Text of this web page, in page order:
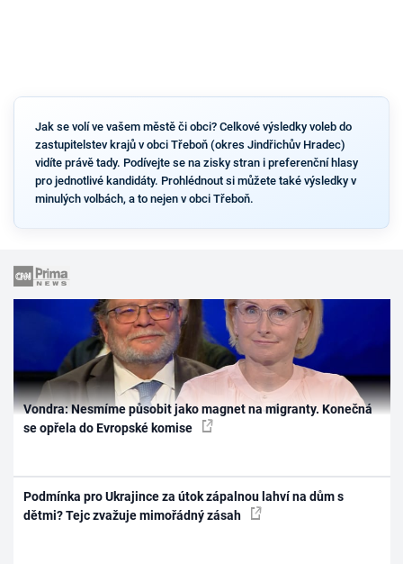
Jak se volí ve vašem městě či obci? Celkové výsledky voleb do
zastupitelstev krajů v obci Třeboň (okres Jindřichův Hradec)
vidíte právě tady. Podívejte se na zisky stran i preferenční hlasy
pro jednotlivé kandidáty. Prohlédnout si můžete také výsledky v
minulých volbách, a to nejen v obci Třeboň.
Vondra: Nesmíme působit jako magnet na migranty. Konečná
se opřela do Evropské komise
Podmínka pro Ukrajince za útok zápalnou lahví na dům s
dětmi? Tejc zvažuje mimořádný zásah